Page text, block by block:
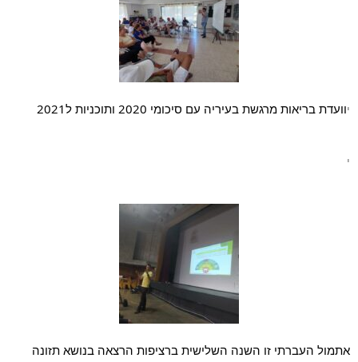
וועדת בריאות מרגשת בעיריה עם סיכומי 2020 ותוכניות ל2021
אתמול העברתי זו השנה השלישית ברציפות הרצאה בנושא תזונה